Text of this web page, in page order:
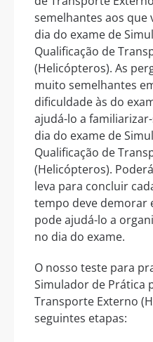
semelhantes aos que
dia do exame de
Qualificação de
(Helicópteros). As
muito semelhantes
dificuldade às do
ajudá-lo a
dia do exame de
Qualificação de
(Helicópteros).
leva para concluir
tempo deve demorar
pode ajudá-lo a
no dia do exame.
O nosso teste para
Simulador de Prática
Transporte Externo
seguintes etapas: